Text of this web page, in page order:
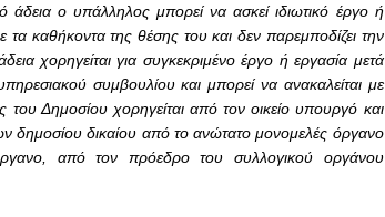
άδεια ο υπάλληλος μπορεί να ασκεί ιδιωτικό έργο ή
τα καθήκοντα της θέσης του και δεν παρεμποδίζει την
χορηγείται για συγκεκριμένο έργο ή εργασία μετά
συμβουλίου και μπορεί να ανακαλείται με
Δημοσίου χορηγείται από τον οικείο υπουργό και
δικαίου από το ανώτατο μονομελές όργανο
από τον πρόεδρο του συλλογικού οργάνου